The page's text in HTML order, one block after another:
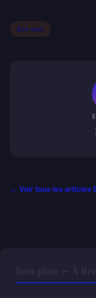
Bon plan
← Voir tous les articles